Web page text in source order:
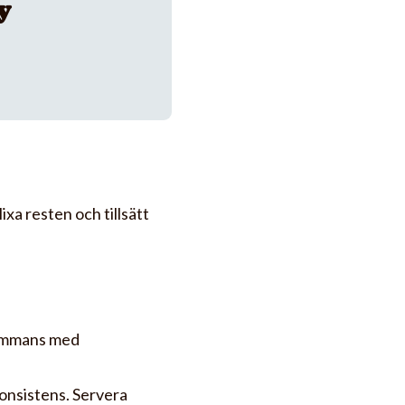
resten och tillsätt
med
Servera